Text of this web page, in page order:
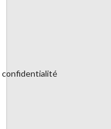
confidentialité